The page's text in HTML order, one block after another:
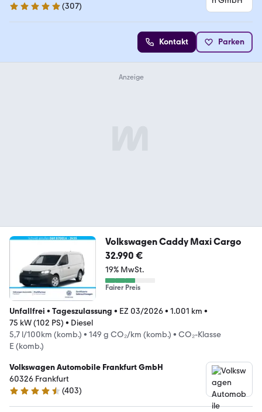
4.8 Sterne
(307)
Kontakt Parken
Volkswagen Caddy Maxi Cargo
32.990 €
19% MwSt.
Fairer Preis
Unfallfrei • Tageszulassung • EZ 03/2026• 1.001 km •
75 kW (102 PS) • Diesel
5,7 l/100km (komb.) • 149 g CO₂/km (komb.) • CO₂-Klasse
E (komb.)
Volkswagen Automobile Frankfurt GmbH
60326 Frankfurt
4.3 Sterne
(403)